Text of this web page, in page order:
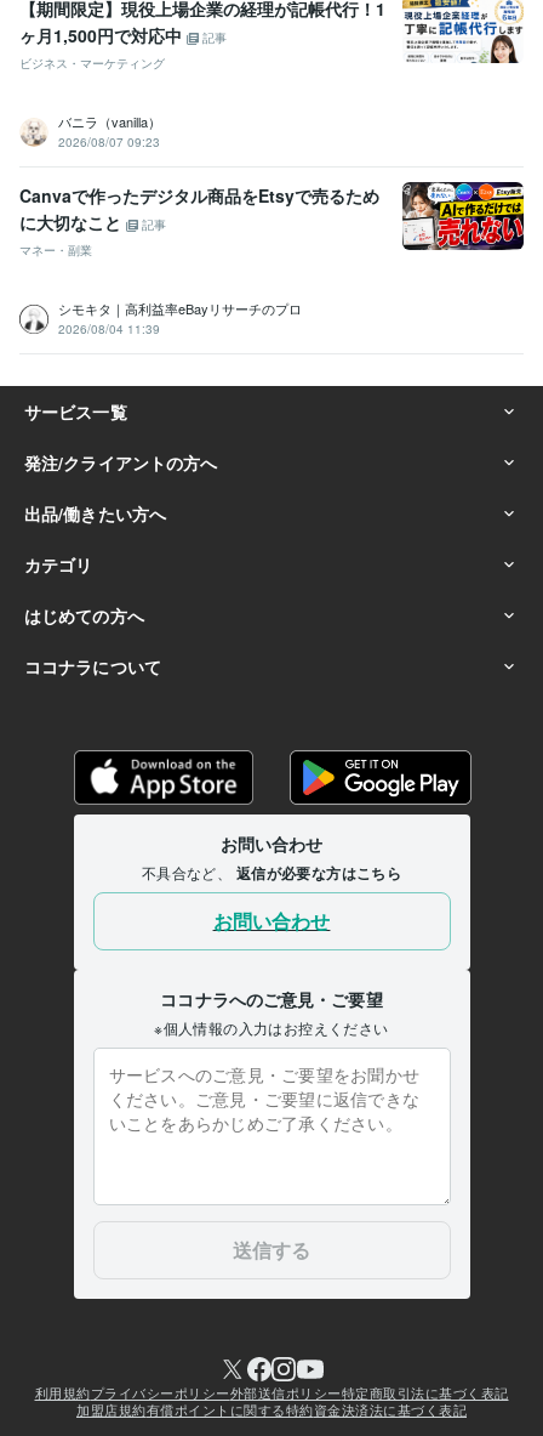
【期間限定】現役上場企業の経理が記帳代行！1
ヶ月1,500円で対応中
記事
ビジネス・マーケティング
バニラ（vanilla）
2026/08/07 09:23
Canvaで作ったデジタル商品をEtsyで売るため
に大切なこと
記事
マネー・副業
シモキタ｜高利益率eBayリサーチのプロ
2026/08/04 11:39